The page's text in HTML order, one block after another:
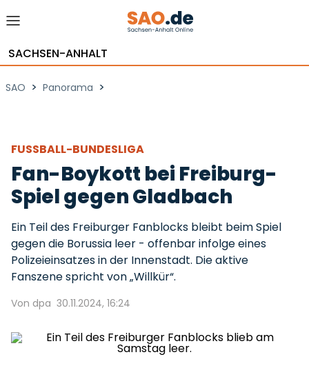
SACHSEN-ANHALT
SAO > Panorama >
FUSSBALL-BUNDESLIGA
Fan-Boykott bei Freiburg-
Spiel gegen Gladbach
Ein Teil des Freiburger Fanblocks bleibt beim Spiel
gegen die Borussia leer - offenbar infolge eines
Polizeieinsatzes in der Innenstadt. Die aktive
Fanszene spricht von „Willkür“.
Von dpa 30.11.2024, 16:24